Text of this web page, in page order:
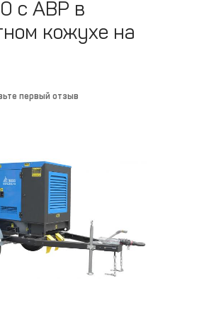
с АВР в
кожухе на
первый отзыв